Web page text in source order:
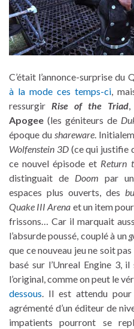
C’était l’annonce-surprise du
à la mode ces temps-ci,
ressurgir Rise of the Triad,
Apogee (les géniteurs de
époque dushareware.
Wolfenstein 3D(ce qui justifie
ce nouvel épisode et Return
distinguait de Doom par un
espaces plus ouverts, des
Quake III Arena et un item
frissons… Car il marquait
l’absurde poussé, couplé à un
que ce nouveau jeu ne soit
basé sur l’Unreal Engine 3,
l’original, comme on peut le
dessous. Il est attendu pour
agrémenté d’un éditeur de
impatients pourront se